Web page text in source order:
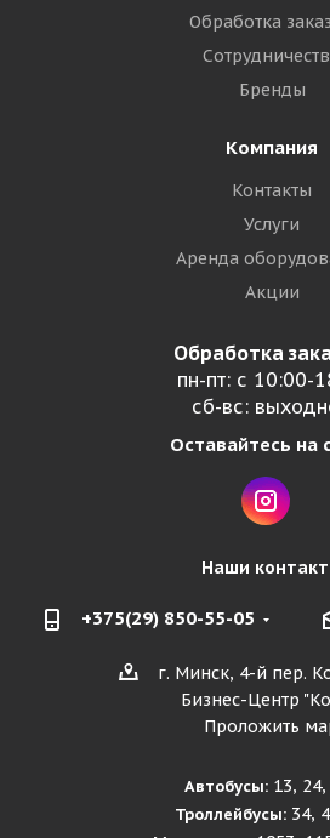
Обработка
Бренды
Компания
Контакты
Услуги
Аренда
Акции
Обработка
пн-пт: с 10:00-
сб-вс:
Оставайтесь на
Наши
+375(29) 850-55-05
г. Минск, 4-й пер.
Бизнес-Центр
Проложить
Автобусы:13, 24,
Троллейбусы: 34,